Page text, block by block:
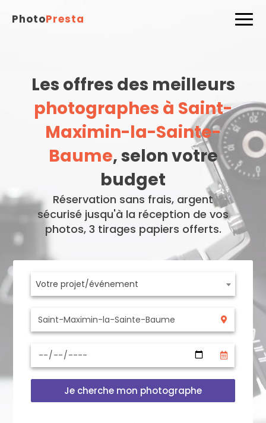
PhotoPresta
Les offres des meilleurs
photographes à Saint-
Maximin-la-Sainte-
Baume, selon votre
budget
Réservation sans frais, argent
sécurisé jusqu'à la réception de vos
photos, 3 tirages papiers offerts.
Votre projet/événement
Je cherche mon photographe